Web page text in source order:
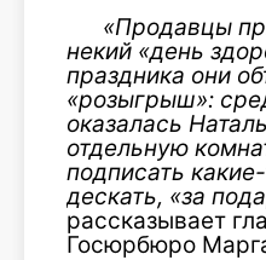
«Продавцы
некий «день
праздника они
«розыгрыш»:
оказалась
отдельную
подписать
дескать, «за
рассказывает
Госюрбюро